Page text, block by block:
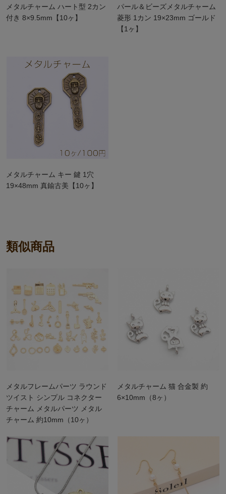
メタルチャーム ハート型 2カン
付き 8×9.5mm【10ヶ】
パール＆ビーズメタルチャーム
菱形 1カン 19×23mm ゴールド
【1ヶ】
メタルチャーム キー 鍵 1穴
19×48mm 真鍮古美【10ヶ】
類似商品
メタルフレームパーツ ラウンド
ツイスト シンプル コネクター
チャーム メタルパーツ メタル
チャーム 約10mm（10ヶ）
メタルチャーム 猫 合金製 約
6×10mm（8ヶ）